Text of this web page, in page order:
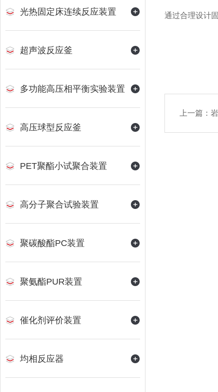
通过合理设计
上一篇：
光热固定床连续反应装置
超声波反应釜
多功能高压相平衡实验装置
高压球型反应釜
PET聚酯小试聚合装置
高分子聚合试验装置
聚碳酸酯PC装置
聚氨酯PUR装置
催化剂评价装置
均相反应器